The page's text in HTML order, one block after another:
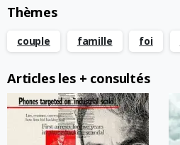
Thèmes
couple famille foi
Articles les + consultés